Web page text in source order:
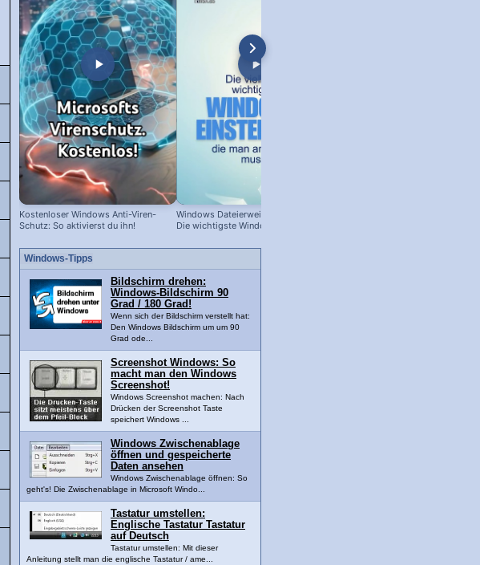
Kostenloser Windows Anti-Viren-
Schutz: So aktivierst du ihn!
Windows Dateierweiterung anzeigen:
Die wichtigste Windows-Einstellung
Windows-Tipps
Bildschirm drehen:
Windows-Bildschirm 90
Grad / 180 Grad!
Wenn sich der Bildschirm verstellt hat:
Den Windows Bildschirm um um 90
Grad ode...
Screenshot Windows: So
macht man den Windows
Screenshot!
Windows Screenshot machen: Nach
Drücken der Screenshot Taste
speichert Windows ...
Windows Zwischenablage
öffnen und gespeicherte
Daten ansehen
Windows Zwischenablage öffnen: So
geht's! Die Zwischenablage in Microsoft Windo...
Tastatur umstellen:
Englische Tastatur Tastatur
auf Deutsch
Tastatur umstellen: Mit dieser
Anleitung stellt man die englische Tastatur / ame...